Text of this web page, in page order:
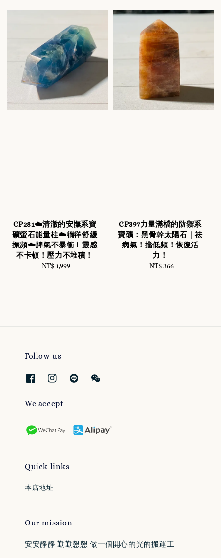
CP281☁️清澈的安撫系寶
礦螢石能量柱☁️徜徉舒緩
振頻☁️脾氣不暴衝！靈感
不卡頓！壓力不堆積！
Regular
NT$ 1,999
CP397力量滿檔的防禦系
寶礦：黑骨幹太陽石｜祛
病氣！擋低頻！恢復活
力！
Regular
NT$ 366
Follow us
We accept
Quick links
本店地址
Our mission
安安靜靜 勤勤懇懇 做一個開心的光的搬運工